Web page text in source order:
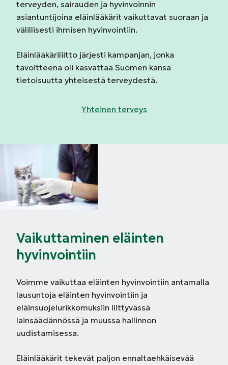
terveyden, sairauden ja hyvinvoinnin
asiantuntijoina eläinlääkärit vaikuttavat suoraan ja
välillisesti ihmisen hyvinvointiin.
Eläinlääkäriliitto järjesti kampanjan, jonka
tavoitteena oli kasvattaa Suomen kansa
tietoisuutta yhteisestä terveydestä.
Yhteinen terveys
Vaikuttaminen eläinten
hyvinvointiin
Voimme vaikuttaa eläinten hyvinvointiin antamalla
lausuntoja eläinten hyvinvointiin ja
eläinsuojelurikkomuksiin liittyvässä
lainsäädännössä ja muussa hallinnon
uudistamisessa.
Eläinlääkärit tekevät paljon ennaltaehkäisevää